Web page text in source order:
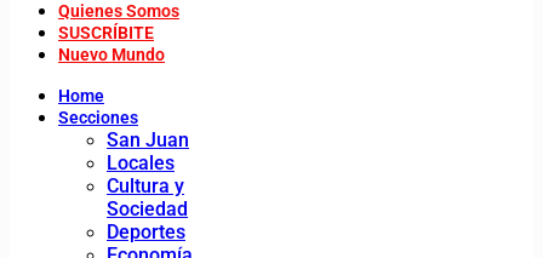
Quienes Somos
SUSCRÍBITE
Nuevo Mundo
Home
Secciones
San Juan
Locales
Cultura y
Sociedad
Deportes